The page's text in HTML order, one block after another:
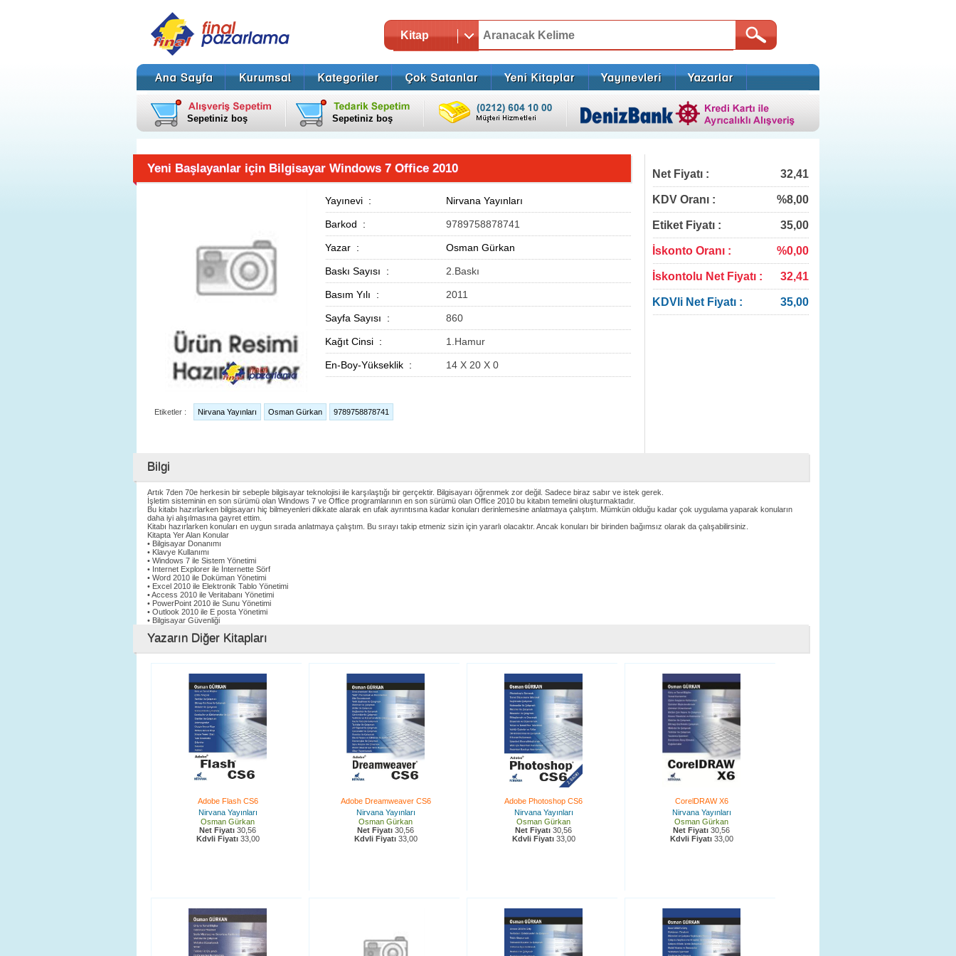
Kitap
Sepetiniz boş Sepetiniz boş
Yeni Başlayanlar için Bilgisayar Windows 7 Office 2010
Yayınevi : Nirvana Yayınları
Barkod : 9789758878741
Yazar : Osman Gürkan
Baskı Sayısı : 2.Baskı
Basım Yılı : 2011
Sayfa Sayısı : 860
Kağıt Cinsi : 1.Hamur
En-Boy-Yükseklik : 14 X 20 X 0
Etiketler : Nirvana Yayınları Osman Gürkan 9789758878741
Net Fiyatı : 32,41
KDV Oranı : %8,00
Etiket Fiyatı : 35,00
İskonto Oranı : %0,00
İskontolu Net Fiyatı : 32,41
KDVli Net Fiyatı : 35,00
Bilgi
Artık 7den 70e herkesin bir sebeple bilgisayar teknolojisi ile karşılaştığı bir gerçektir. Bilgisayarı öğrenmek zor değil. Sadece biraz sabır ve istek gerek.
İşletim sisteminin en son sürümü olan Windows 7 ve Office programlarının en son sürümü olan Office 2010 bu kitabın temelini oluşturmaktadır.
Bu kitabı hazırlarken bilgisayarı hiç bilmeyenleri dikkate alarak en ufak ayrıntısına kadar konuları derinlemesine anlatmaya çalıştım. Mümkün olduğu kadar çok uygulama yaparak konuların
daha iyi alışılmasına gayret ettim.
Kitabı hazırlarken konuları en uygun sırada anlatmaya çalıştım. Bu sırayı takip etmeniz sizin için yararlı olacaktır. Ancak konuları bir birinden bağımsız olarak da çalışabilirsiniz.
Kitapta Yer Alan Konular
• Bilgisayar Donanımı
• Klavye Kullanımı
• Windows 7 ile Sistem Yönetimi
• Internet Explorer ile İnternette Sörf
• Word 2010 ile Doküman Yönetimi
• Excel 2010 ile Elektronik Tablo Yönetimi
• Access 2010 ile Veritabanı Yönetimi
• PowerPoint 2010 ile Sunu Yönetimi
• Outlook 2010 ile E posta Yönetimi
• Bilgisayar Güvenliği
Yazarın Diğer Kitapları
Adobe Flash CS6
Nirvana Yayınları
Osman Gürkan
Net Fiyatı 30,56
Kdvli Fiyatı 33,00
Adobe Dreamweaver CS6
Nirvana Yayınları
Osman Gürkan
Net Fiyatı 30,56
Kdvli Fiyatı 33,00
Adobe Photoshop CS6
Nirvana Yayınları
Osman Gürkan
Net Fiyatı 30,56
Kdvli Fiyatı 33,00
CorelDRAW X6
Nirvana Yayınları
Osman Gürkan
Net Fiyatı 30,56
Kdvli Fiyatı 33,00